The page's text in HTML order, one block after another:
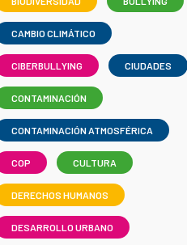
CAMBIO CLIMÁTICO
CIBERBULLYING CIUDADES
CONTAMINACIÓN
CONTAMINACIÓN ATMOSFÉRICA
COP CULTURA
DERECHOS HUMANOS
DESARROLLO URBANO